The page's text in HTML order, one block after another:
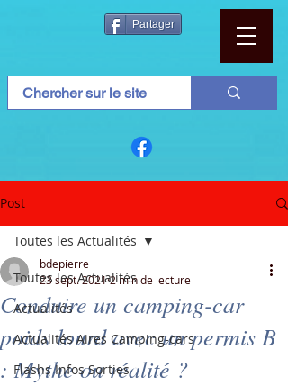
Partager
Post
Toutes les Actualités
Actualités
Actualités Aires Camping-cars
Flashs Infos Sorties
Toutes les Actualités
Conduire un camping-car
poids lourd avec un permis B
: Mythe ou réalité ?
bdepierre
23 sept. 20212 min de lecture